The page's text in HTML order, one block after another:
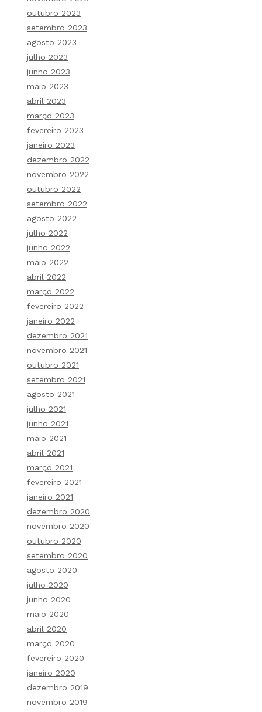
outubro 2023
setembro 2023
agosto 2023
julho 2023
junho 2023
maio 2023
abril 2023
março 2023
fevereiro 2023
janeiro 2023
dezembro 2022
novembro 2022
outubro 2022
setembro 2022
agosto 2022
julho 2022
junho 2022
maio 2022
abril 2022
março 2022
fevereiro 2022
janeiro 2022
dezembro 2021
novembro 2021
outubro 2021
setembro 2021
agosto 2021
julho 2021
junho 2021
maio 2021
abril 2021
março 2021
fevereiro 2021
janeiro 2021
dezembro 2020
novembro 2020
outubro 2020
setembro 2020
agosto 2020
julho 2020
junho 2020
maio 2020
abril 2020
março 2020
fevereiro 2020
janeiro 2020
dezembro 2019
novembro 2019